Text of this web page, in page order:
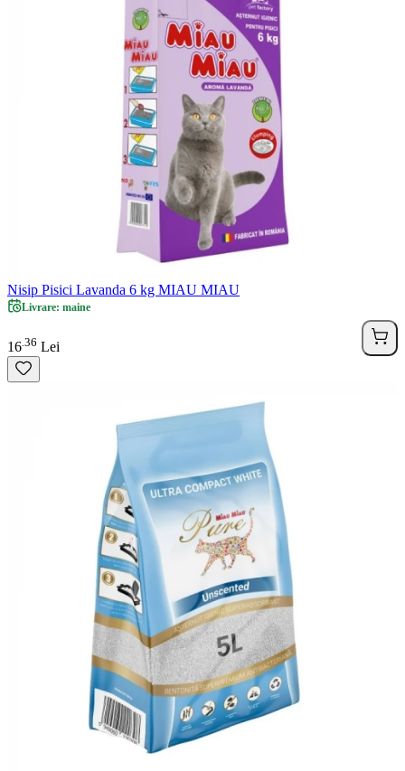
Nisip Pisici Lavanda 6 kg MIAU MIAU
Livrare: maine
16 36 Lei